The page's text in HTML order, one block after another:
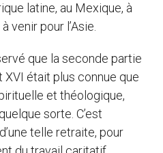
latine, au Mexique, à
venir pour l’Asie.
que la seconde partie
XVI était plus connue que
et théologique,
sorte. C’est
telle retraite, pour